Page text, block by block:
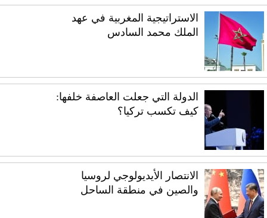
الاستراتيجية المغربية في عهد
الملك محمد السادس
الدولة التي جعلت العاصفة خلفها:
كيف تكسب تركيا؟
الانتصار الأيديولوجي لروسيا
والصين في منطقة الساحل